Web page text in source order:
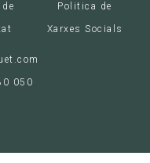
Politica de
Xarxes Socials
050